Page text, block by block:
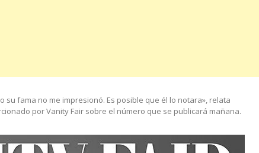
su fama no me impresionó. Es posible que él lo notara», relata
por Vanity Fair sobre el número que se publicará mañana.